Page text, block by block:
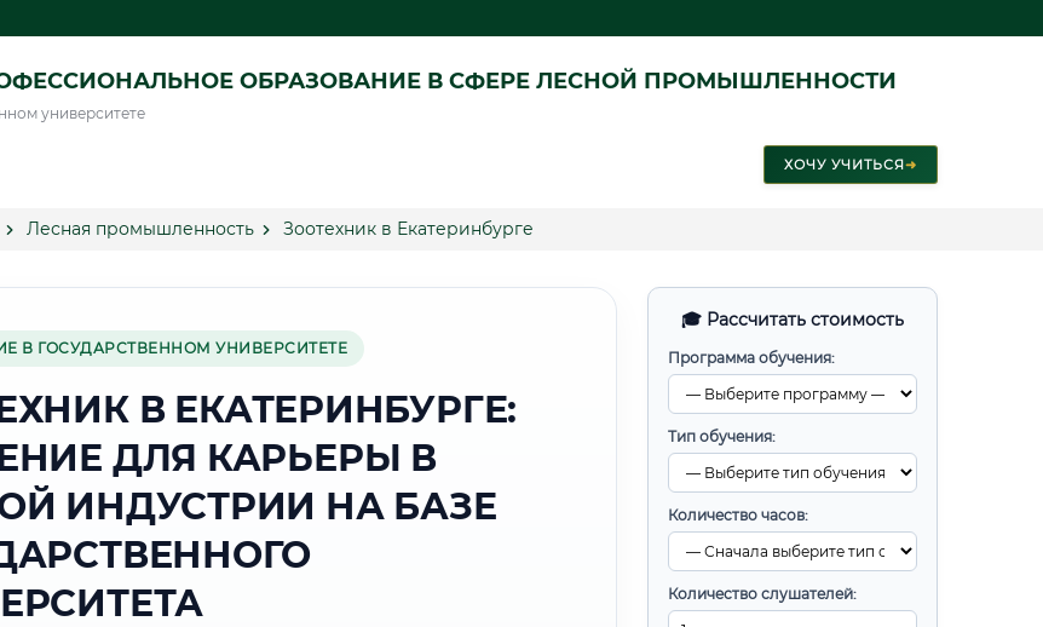
ОБРАЗОВАНИЕ В СФЕРЕ ЛЕСНОЙ ПРОМЫШЛЕННОСТИ
университете
ХОЧУ УЧИТЬСЯ➜
Лесная промышленность Зоотехник в Екатеринбурге
🎓 Рассчитать стоимость
Программа обучения:
Тип обучения:
Количество часов:
Количество слушателей:
В ГОСУДАРСТВЕННОМ УНИВЕРСИТЕТЕ
В ЕКАТЕРИНБУРГЕ:
ДЛЯ КАРЬЕРЫ В
ИНДУСТРИИ НА БАЗЕ